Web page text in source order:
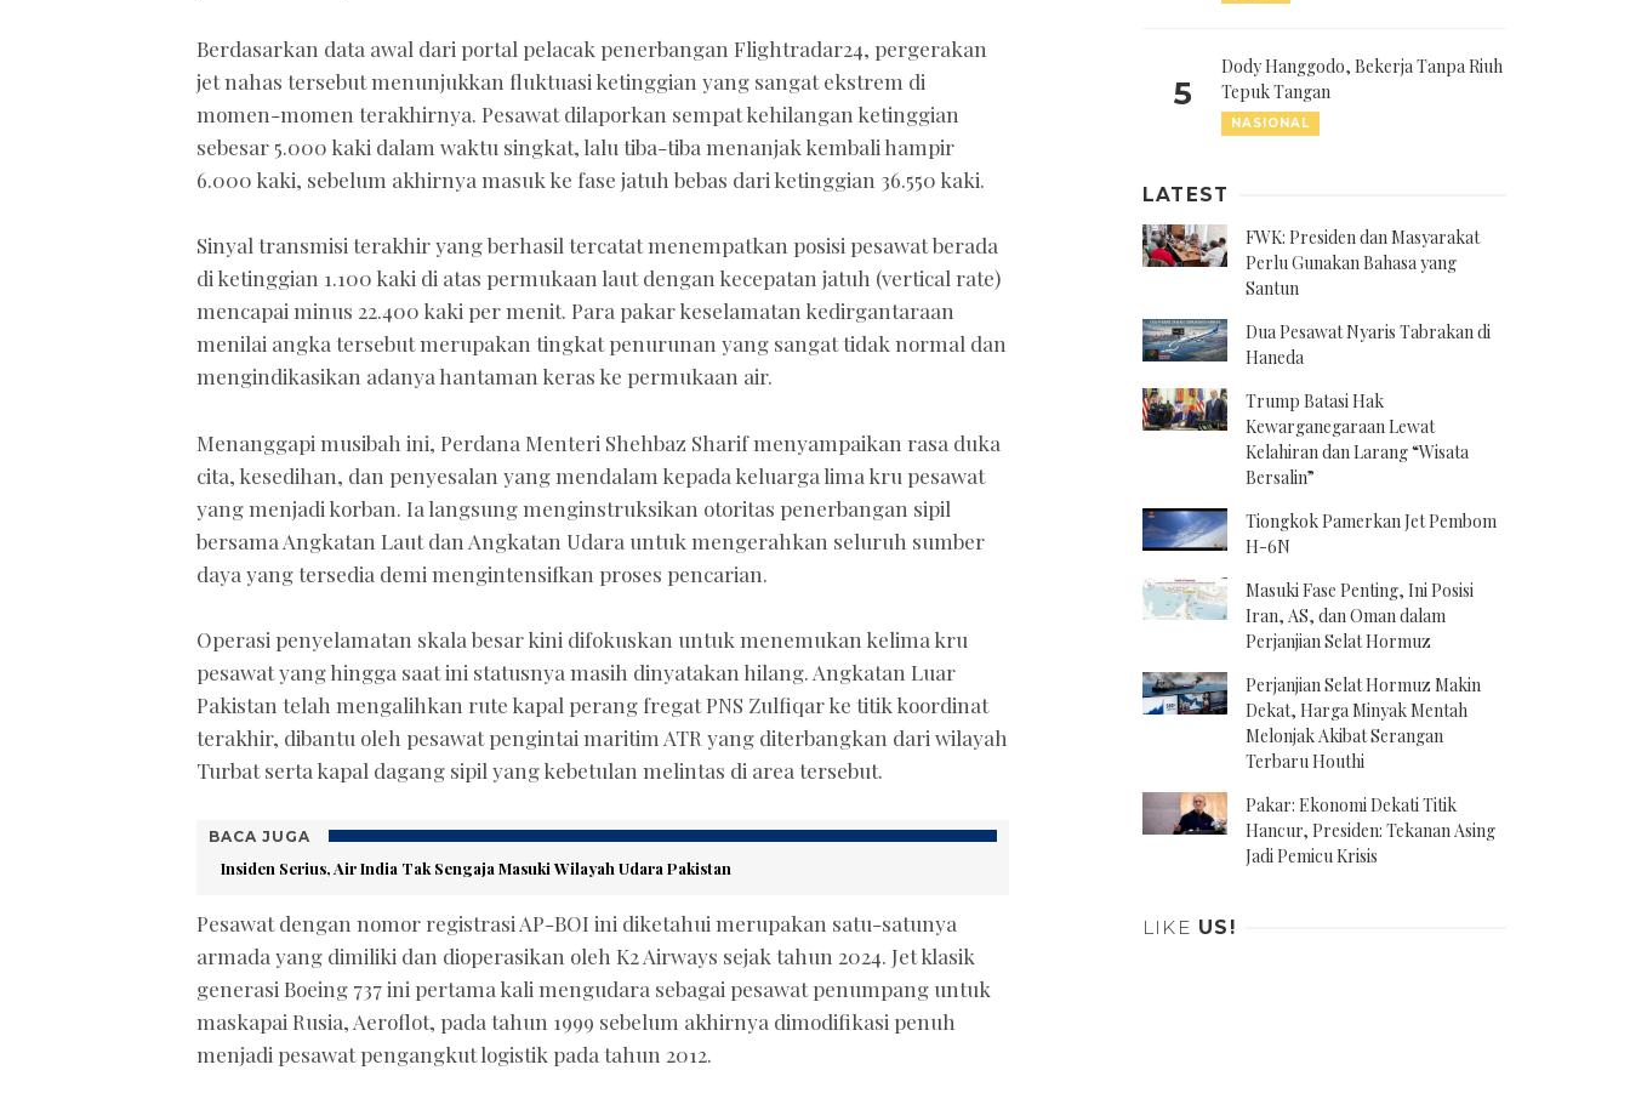
Berdasarkan data awal dari portal pelacak penerbangan Flightradar24, pergerakan
jet nahas tersebut menunjukkan fluktuasi ketinggian yang sangat ekstrem di
momen-momen terakhirnya. Pesawat dilaporkan sempat kehilangan ketinggian
sebesar 5.000 kaki dalam waktu singkat, lalu tiba-tiba menanjak kembali hampir
6.000 kaki, sebelum akhirnya masuk ke fase jatuh bebas dari ketinggian 36.550 kaki.
Sinyal transmisi terakhir yang berhasil tercatat menempatkan posisi pesawat berada
di ketinggian 1.100 kaki di atas permukaan laut dengan kecepatan jatuh (vertical rate)
mencapai minus 22.400 kaki per menit. Para pakar keselamatan kedirgantaraan
menilai angka tersebut merupakan tingkat penurunan yang sangat tidak normal dan
mengindikasikan adanya hantaman keras ke permukaan air.
Menanggapi musibah ini, Perdana Menteri Shehbaz Sharif menyampaikan rasa duka
cita, kesedihan, dan penyesalan yang mendalam kepada keluarga lima kru pesawat
yang menjadi korban. Ia langsung menginstruksikan otoritas penerbangan sipil
bersama Angkatan Laut dan Angkatan Udara untuk mengerahkan seluruh sumber
daya yang tersedia demi mengintensifkan proses pencarian.
Operasi penyelamatan skala besar kini difokuskan untuk menemukan kelima kru
pesawat yang hingga saat ini statusnya masih dinyatakan hilang. Angkatan Luar
Pakistan telah mengalihkan rute kapal perang fregat PNS Zulfiqar ke titik koordinat
terakhir, dibantu oleh pesawat pengintai maritim ATR yang diterbangkan dari wilayah
Turbat serta kapal dagang sipil yang kebetulan melintas di area tersebut.
BACA JUGA
Insiden Serius, Air India Tak Sengaja Masuki Wilayah Udara Pakistan
Pesawat dengan nomor registrasi AP-BOI ini diketahui merupakan satu-satunya
armada yang dimiliki dan dioperasikan oleh K2 Airways sejak tahun 2024. Jet klasik
generasi Boeing 737 ini pertama kali mengudara sebagai pesawat penumpang untuk
maskapai Rusia, Aeroflot, pada tahun 1999 sebelum akhirnya dimodifikasi penuh
menjadi pesawat pengangkut logistik pada tahun 2012.
5
Dody Hanggodo, Bekerja Tanpa Riuh
Tepuk Tangan
NASIONAL
LATEST
FWK: Presiden dan Masyarakat
Perlu Gunakan Bahasa yang
Santun
Dua Pesawat Nyaris Tabrakan di
Haneda
Trump Batasi Hak
Kewarganegaraan Lewat
Kelahiran dan Larang “Wisata
Bersalin”
Tiongkok Pamerkan Jet Pembom
H-6N
Masuki Fase Penting, Ini Posisi
Iran, AS, dan Oman dalam
Perjanjian Selat Hormuz
Perjanjian Selat Hormuz Makin
Dekat, Harga Minyak Mentah
Melonjak Akibat Serangan
Terbaru Houthi
Pakar: Ekonomi Dekati Titik
Hancur, Presiden: Tekanan Asing
Jadi Pemicu Krisis
LIKE US!